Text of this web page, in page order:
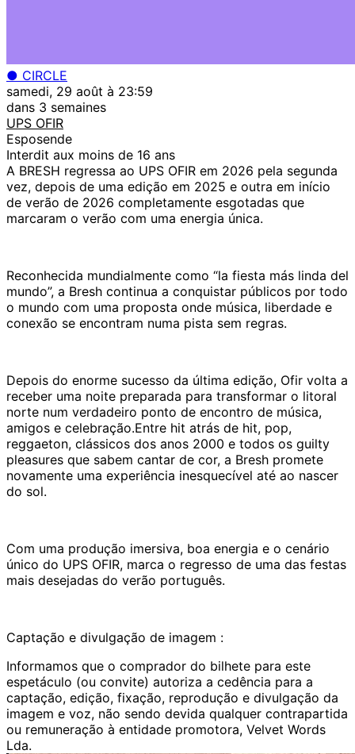
● CIRCLE
samedi, 29 août à 23:59
dans 3 semaines
UPS OFIR
Esposende
Interdit aux moins de 16 ans
A BRESH regressa ao UPS OFIR em 2026 pela segunda
vez, depois de uma edição em 2025 e outra em início
de verão de 2026 completamente esgotadas que
marcaram o verão com uma energia única.
Reconhecida mundialmente como “la fiesta más linda del
mundo”, a Bresh continua a conquistar públicos por todo
o mundo com uma proposta onde música, liberdade e
conexão se encontram numa pista sem regras.
Depois do enorme sucesso da última edição, Ofir volta a
receber uma noite preparada para transformar o litoral
norte num verdadeiro ponto de encontro de música,
amigos e celebração.Entre hit atrás de hit, pop,
reggaeton, clássicos dos anos 2000 e todos os guilty
pleasures que sabem cantar de cor, a Bresh promete
novamente uma experiência inesquecível até ao nascer
do sol.
Com uma produção imersiva, boa energia e o cenário
único do UPS OFIR, marca o regresso de uma das festas
mais desejadas do verão português.
Captação e divulgação de imagem :
Informamos que o comprador do bilhete para este
espetáculo (ou convite) autoriza a cedência para a
captação, edição, fixação, reprodução e divulgação da
imagem e voz, não sendo devida qualquer contrapartida
ou remuneração à entidade promotora, Velvet Words
Lda.